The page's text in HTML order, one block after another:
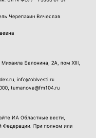
Черепахин Вячеслав
Балонина, 2А, пом XIII,
info@oblvesti.ru
, tumanova@fm104.ru
ИА Областные вести,
Федерации. При полном или